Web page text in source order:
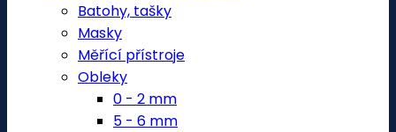
Batohy, tašky
Masky
Měřící přístroje
Obleky
0 - 2 mm
5 - 6 mm